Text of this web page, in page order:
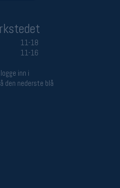
11-18
11-16
inn i
den nederste blå